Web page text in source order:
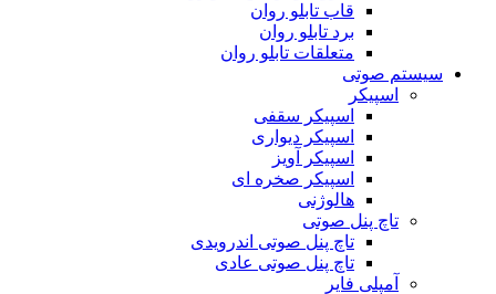
قاب تابلو روان
برد تابلو روان
متعلقات تابلو روان
سیستم صوتی
اسپیکر
اسپیکر سقفی
اسپیکر دیواری
اسپیکر آویز
اسپیکر صخره ای
هالوژنی
تاچ پنل صوتی
تاچ پنل صوتی اندرویدی
تاچ پنل صوتی عادی
آمپلی فایر